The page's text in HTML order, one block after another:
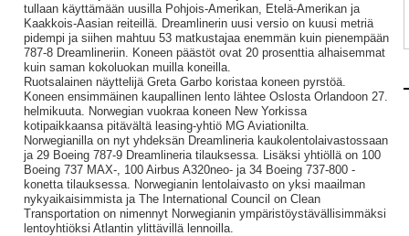
tullaan käyttämään uusilla Pohjois-Amerikan, Etelä-Amerikan ja
Kaakkois-Aasian reiteillä. Dreamlinerin uusi versio on kuusi metriä
pidempi ja siihen mahtuu 53 matkustajaa enemmän kuin pienempään
787-8 Dreamlineriin. Koneen päästöt ovat 20 prosenttia alhaisemmat
kuin saman kokoluokan muilla koneilla.
Ruotsalainen näyttelijä Greta Garbo koristaa koneen pyrstöä.
Koneen ensimmäinen kaupallinen lento lähtee Oslosta Orlandoon 27.
helmikuuta. Norwegian vuokraa koneen New Yorkissa
kotipaikkaansa pitävältä leasing-yhtiö MG Aviationilta.
Norwegianilla on nyt yhdeksän Dreamlineria kaukolentolaivastossaan
ja 29 Boeing 787-9 Dreamlineria tilauksessa. Lisäksi yhtiöllä on 100
Boeing 737 MAX-, 100 Airbus A320neo- ja 34 Boeing 737-800 -
konetta tilauksessa. Norwegianin lentolaivasto on yksi maailman
nykyaikaisimmista ja The International Council on Clean
Transportation on nimennyt Norwegianin ympäristöystävällisimmäksi
lentoyhtiöksi Atlantin ylittävillä lennoilla.